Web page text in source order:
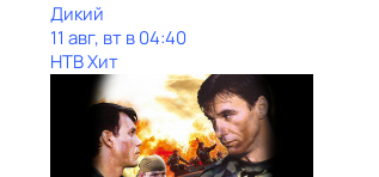
Дикий
11 авг, вт в 04:40
НТВ Хит